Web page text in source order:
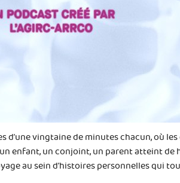
d’une vingtaine de minutes chacun, où
enfant, un conjoint, un parent atteint de
au sein d’histoires personnelles qui